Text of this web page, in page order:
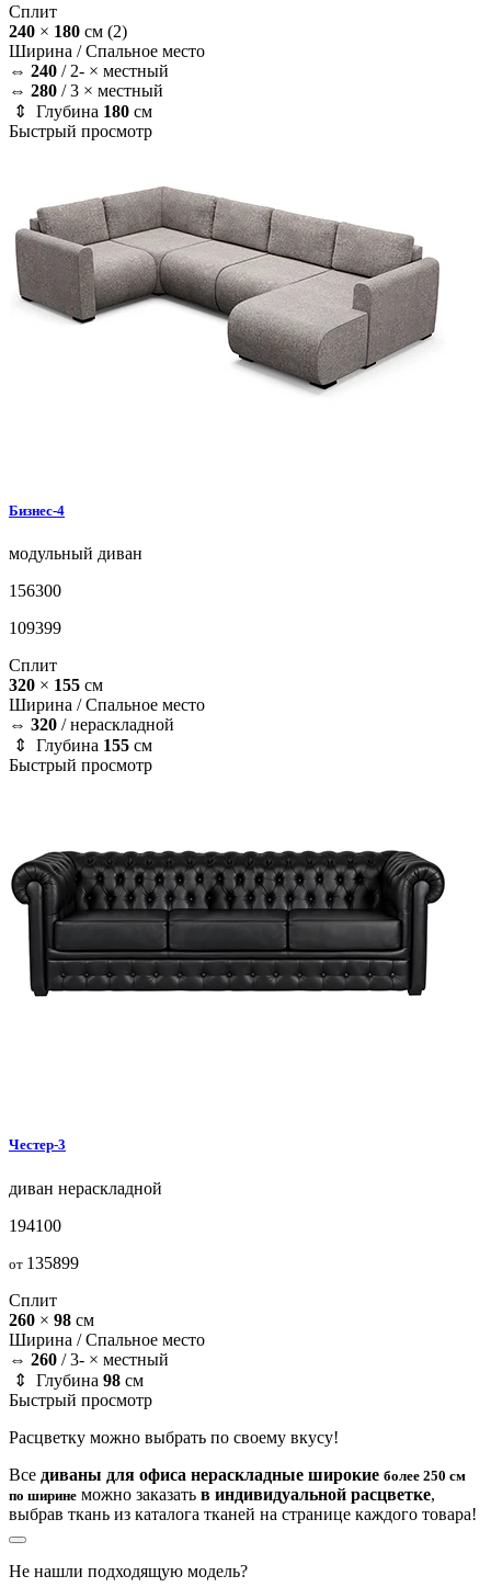
Сплит
240 × 180 см (2)
Ширина /Спальное место
⇔ 240 / 2- × местный
⇔ 280 /3 × местный
⇕ Глубина 180 см
Быстрый просмотр
Бизнес-4
модульный диван
156300
109399
Сплит
320 × 155 см
Ширина /Спальное место
⇔ 320 /нераскладной
⇕ Глубина 155 см
Быстрый просмотр
Честер-3
диван нераскладной
194100
от 135899
Сплит
260 × 98 см
Ширина /Спальное место
⇔ 260 /3- × местный
⇕ Глубина 98 см
Быстрый просмотр
Расцветку можно выбрать по своему вкусу!
Все диваны для офиса нераскладные широкие более 250 см
по ширине можно заказать в индивидуальной расцветке,
выбрав ткань из каталога тканей на странице каждого товара!
Не нашли подходящую модель?